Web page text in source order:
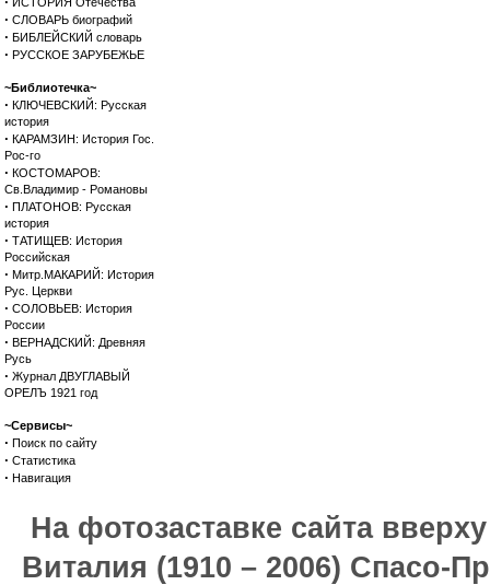
· СЛОВАРЬ биографий
· БИБЛЕЙСКИЙ словарь
· РУССКОЕ ЗАРУБЕЖЬЕ
~Библиотечка~
· КЛЮЧЕВСКИЙ: Русская
история
· КАРАМЗИН: История Гос.
Рос-го
· КОСТОМАРОВ:
Св.Владимир - Романовы
· ПЛАТОНОВ: Русская
история
· ТАТИЩЕВ: История
Российская
· Митр.МАКАРИЙ: История
Рус. Церкви
· СОЛОВЬЕВ: История
России
· ВЕРНАДСКИЙ: Древняя
Русь
· Журнал ДВУГЛАВЫЙ
ОРЕЛЪ 1921 год
~Сервисы~
· Поиск по сайту
· Статистика
· Навигация
На фотозаставке сайта
Виталия (1910 – 2006) Спасо-